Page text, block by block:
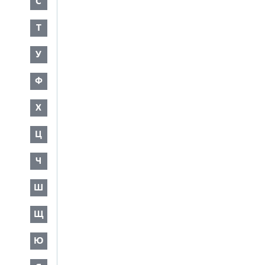
Т
У
Ф
Х
Ц
Ч
Ш
Щ
Ю